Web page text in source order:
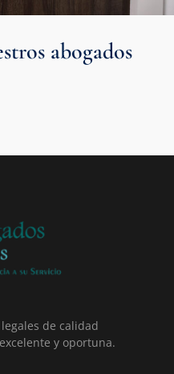
abogados
de calidad
y oportuna.